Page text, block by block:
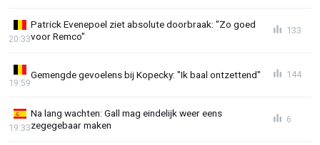
Patrick Evenepoel ziet absolute doorbraak: "Zo goed
voor Remco"
20:33
133
Gemengde gevoelens bij Kopecky: "Ik baal ontzettend"
19:59
144
Na lang wachten: Gall mag eindelijk weer eens
zegegebaar maken
19:33
6